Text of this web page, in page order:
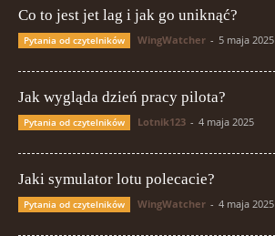
Co to jest jet lag i jak go uniknąć?
Pytania od czytelników WingWatcher - 5 maja 2025
Jak wygląda dzień pracy pilota?
Pytania od czytelników Lotnik123 - 4 maja 2025
Jaki symulator lotu polecacie?
Pytania od czytelników WingWatcher - 4 maja 2025